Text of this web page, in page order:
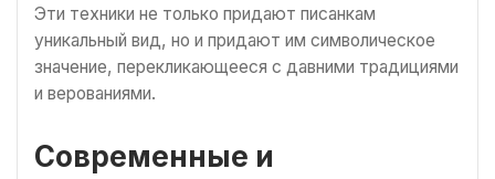
Эти техники не только придают писанкам
уникальный вид, но и придают им символическое
значение, перекликающееся с давними традициями
и верованиями.
Современные и